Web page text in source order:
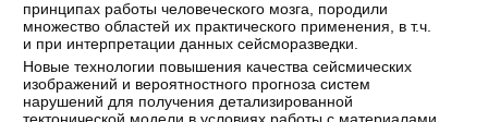
принципах работы человеческого мозга, породили
множество областей их практического применения, в т.ч.
и при интерпретации данных сейсморазведки.
Новые технологии повышения качества сейсмических
изображений и вероятностного прогноза систем
нарушений для получения детализированной
тектонической модели в условиях работы с материалами